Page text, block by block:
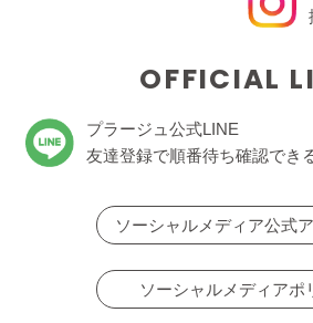
OFFICIAL
プラージュ公式LINE
友達登録で順番待ち確認でき
ソーシャルメディア公式
ソーシャルメディアポ